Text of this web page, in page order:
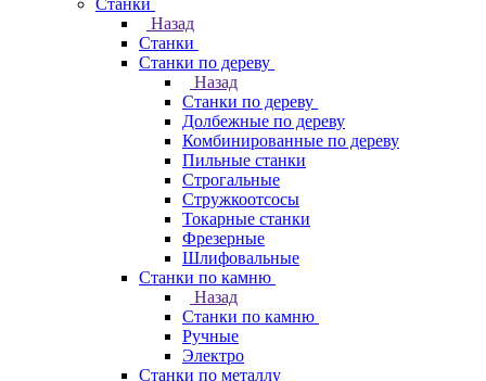
Станки
Назад
Станки
Станки по дереву
Назад
Станки по дереву
Долбежные по дереву
Комбинированные по дереву
Пильные станки
Строгальные
Стружкоотсосы
Токарные станки
Фрезерные
Шлифовальные
Станки по камню
Назад
Станки по камню
Ручные
Электро
Станки по металлу